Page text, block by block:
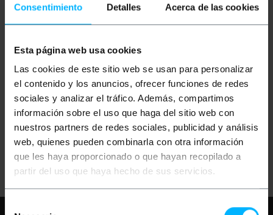
Consentimiento Detalles Acerca de las cookies
Esta página web usa cookies
Las cookies de este sitio web se usan para personalizar
el contenido y los anuncios, ofrecer funciones de redes
sociales y analizar el tráfico. Además, compartimos
información sobre el uso que haga del sitio web con
nuestros partners de redes sociales, publicidad y análisis
web, quienes pueden combinarla con otra información
que les haya proporcionado o que hayan recopilado a
partir del uso que haya hecho de sus servicios.
BEMATIKElettronica
F1 mm 4
PVP
9,37€
6,56€
6,56€IVA inc.
PVD
8,22 €
5,75€
Consegna immediata
VX012
Quantità
mm e F1 6
PVP
40,16 €
24,10€
24,10 €IVA inc.
PVD
35,30€
21,18
Consegna immediata
VX015
Quantità